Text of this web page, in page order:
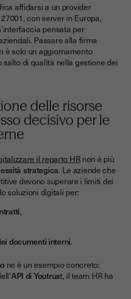
affidarsi a un provider
con server in Europa,
pensata per
Passare alla firma
è solo un aggiornamento
di qualità nella gestione dei
delle risorse
decisivo per le
il reparto HRnon è più
strategica. Le aziende che
devono superare i limiti dei
soluzioni digitali per:
,
documenti interni.
ne è un esempio concreto:
API di Youtrust, il team HR ha